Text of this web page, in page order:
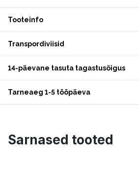
Tooteinfo
Transpordiviisid
14-päevane tasuta tagastusõigus
Tarneaeg 1-5 tööpäeva
Sarnased tooted